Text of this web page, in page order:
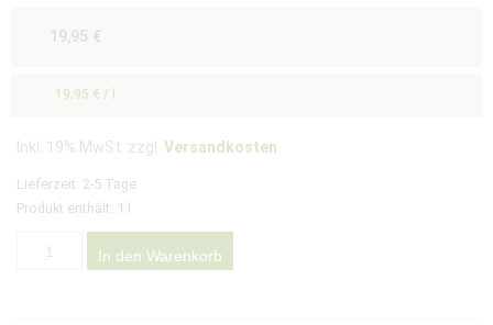
19,95 €
19,95 € /
Inkl. 19% MwSt. zzgl. Versandkosten
Lieferzeit: 2-5 Tage
Produkt enthält: 1
In den Warenkorb